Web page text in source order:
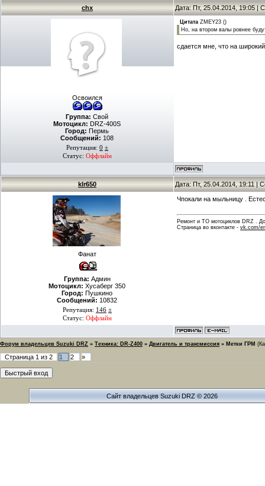
chx Дата: Пт, 25.04.2014, 19:05 |
Освоился
Группа: Свой
Мотоцикл: DRZ-400S
Город: Пермь
Сообщений: 108
Репутация: 0 ±
Статус: Оффлайн
Цитата ZMEY23 ()
Но, на втором валы ровнее
сдается мне, что на
klr650 Дата: Пт, 25.04.2014, 19:11 |
Фанат
Группа: Админ
Мотоцикл: Хусаберг 350
Город: Пушкино
Сообщений: 10832
Репутация: 146 ±
Статус: Оффлайн
Чпокали на мыльницу .
Ремонт и ТО мотоциклов DRZ .
Страница во вконтакте - vk.com/
Форум владельцев Suzuki DRZ » Техника: DR-Z400 » Двигатель и трансмиссия » Метки ГРМ
Страница 1 из 2 1 2 »
Сайт владельцев Suzuki DRZ © 2026